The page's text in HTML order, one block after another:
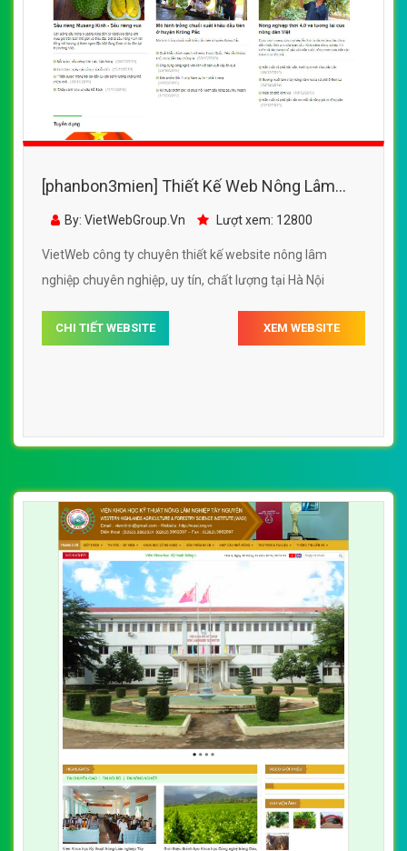
[phanbon3mien] Thiết Kế Web Nông Lâm
Nghiệp Bắc Trung Nam đẹp SEO nhanh hiệu
By: VietWebGroup.Vn Lượt xem: 12800
VietWeb công ty chuyên thiết kế website nông lâm
nghiệp chuyên nghiệp, uy tín, chất lượng tại Hà Nội
CHI TIẾT WEBSITE XEM WEBSITE